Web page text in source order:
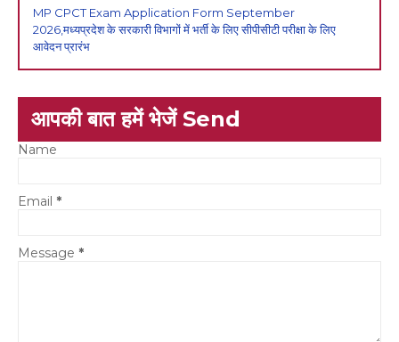
MP CPCT Exam Application Form September
2026,मध्यप्रदेश के सरकारी विभागों में भर्ती के लिए सीपीसीटी परीक्षा के लिए
आवेदन प्रारंभ
आपकी बात हमें भेजें Send
Name
Email *
Message *